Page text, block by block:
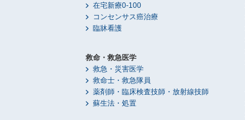
在宅新療0-100
コンセンサス癌治療
臨牀看護
救命・救急医学
救急・災害医学
救命士・救急隊員
薬剤師・臨床検査技師・放射線技師
蘇生法・処置